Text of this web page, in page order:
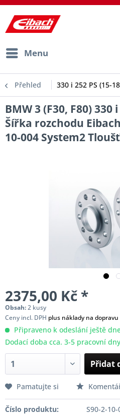
Menu
Přehled 330 i 252 PS (15-
BMW 3 (F30, F80) 330
Šířka rozchodu
10-004 System2
2375,00 Kč *
Obsah:2 kusy
Ceny incl. DPH plus náklady na dopravu
Připraveno k odeslání ještě
Dodací doba cca. 3-5 pracovní dny
Přidat
Pamatujte si
Číslo produktu:
S90-2-10-